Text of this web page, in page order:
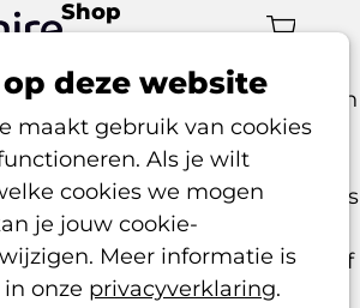
deze website
maakt gebruik van cookies
Als je wilt
cookies we mogen
je jouw cookie-
Meer informatie is
onze privacyverklaring.
Shop
of andere producten
website? Met de webshop van
je dat eenvoudig binnen het
Alle bestellingen komen
terecht, zodat je klantgegevens
to-date blijven en je speciale
aan bijvoorbeeld leden of
Dankzij integraties met